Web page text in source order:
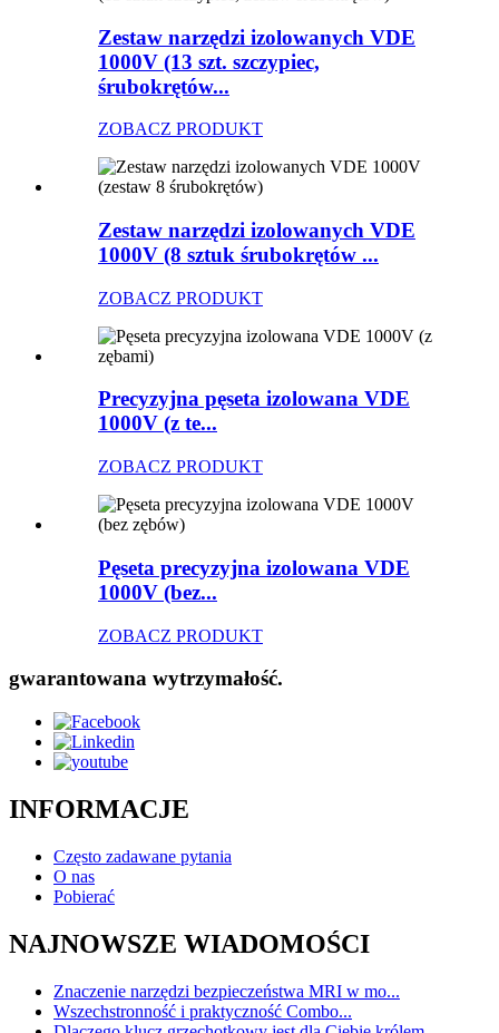
Zestaw narzędzi izolowanych VDE
1000V (13 szt. szczypiec,
śrubokrętów...
ZOBACZ PRODUKT
Zestaw narzędzi izolowanych VDE
1000V (8 sztuk śrubokrętów ...
ZOBACZ PRODUKT
Precyzyjna pęseta izolowana VDE
1000V (z te...
ZOBACZ PRODUKT
Pęseta precyzyjna izolowana VDE
1000V (bez...
ZOBACZ PRODUKT
gwarantowana wytrzymałość.
INFORMACJE
Często zadawane pytania
O nas
Pobierać
NAJNOWSZE WIADOMOŚCI
Znaczenie narzędzi bezpieczeństwa MRI w mo...
Wszechstronność i praktyczność Combo...